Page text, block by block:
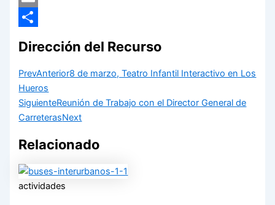
Email
Dirección del Recurso
PrevAnterior8 de marzo, Teatro Infantil Interactivo en Los
Hueros
SiguienteReunión de Trabajo con el Director General de
CarreterasNext
Relacionado
actividades